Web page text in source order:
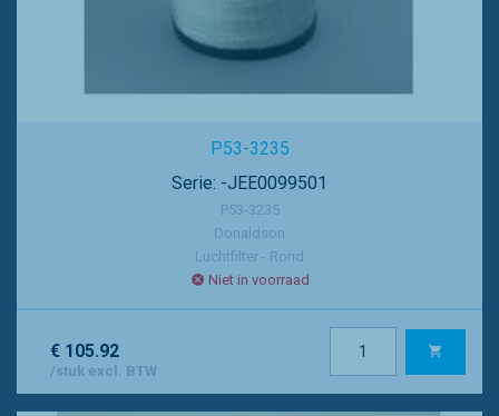
P53-3235
Serie: -JEE0099501
P53-3235
Donaldson
Luchtfilter - Rond
Niet in voorraad
€ 105.92
/stuk excl. BTW